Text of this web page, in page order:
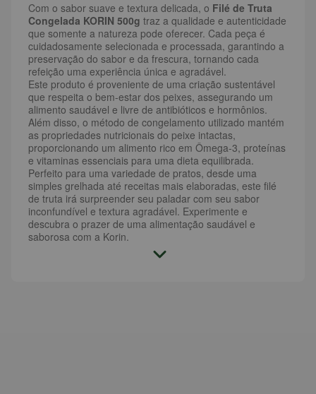
Com o sabor suave e textura delicada, o Filé de Truta
Congelada KORIN 500g traz a qualidade e autenticidade
que somente a natureza pode oferecer. Cada peça é
cuidadosamente selecionada e processada, garantindo a
preservação do sabor e da frescura, tornando cada
refeição uma experiência única e agradável.
Este produto é proveniente de uma criação sustentável
que respeita o bem-estar dos peixes, assegurando um
alimento saudável e livre de antibióticos e hormônios.
Além disso, o método de congelamento utilizado mantém
as propriedades nutricionais do peixe intactas,
proporcionando um alimento rico em Ômega-3, proteínas
e vitaminas essenciais para uma dieta equilibrada.
Perfeito para uma variedade de pratos, desde uma
simples grelhada até receitas mais elaboradas, este filé
de truta irá surpreender seu paladar com seu sabor
inconfundível e textura agradável. Experimente e
descubra o prazer de uma alimentação saudável e
saborosa com a Korin.